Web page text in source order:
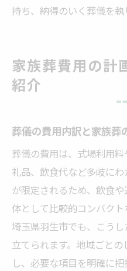
持ち、納得のいく葬儀を執
家族葬費用の計
紹介
葬儀の費用内訳と家族葬
葬儀の費用は、式場利用
礼品、飲食代など多岐に
が限定されるため、飲食
体として比較的コンパクト
埼玉県羽生市でも、こう
立てられます。地域ごと
し、必要な項目を明確に